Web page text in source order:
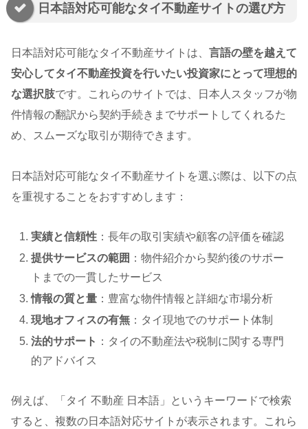
日本語対応可能なタイ不動産サイトの選び方
日本語対応可能なタイ不動産サイトは、 言語の壁を越えて
安心してタイ不動産投資を行いたい投資家にとって理想的
な選択肢です。これらのサイトでは、日本人スタッフが物
件情報の翻訳から契約手続きまでサポートしてくれるた
め、スムーズな取引が期待できます。
日本語対応可能なタイ不動産サイトを選ぶ際は、以下の点
を重視することをおすすめします：
実績と信頼性 ：長年の取引実績や顧客の評価を確認
提供サービスの範囲 ：物件紹介から契約後のサポー
トまでの一貫したサービス
情報の質と量 ：豊富な物件情報と詳細な市場分析
現地オフィスの有無 ：タイ現地でのサポート体制
法的サポート ：タイの不動産法や税制に関する専門
的アドバイス
例えば、「タイ 不動産 日本語」というキーワードで検索
すると、複数の日本語対応サイトが表示されます。これら